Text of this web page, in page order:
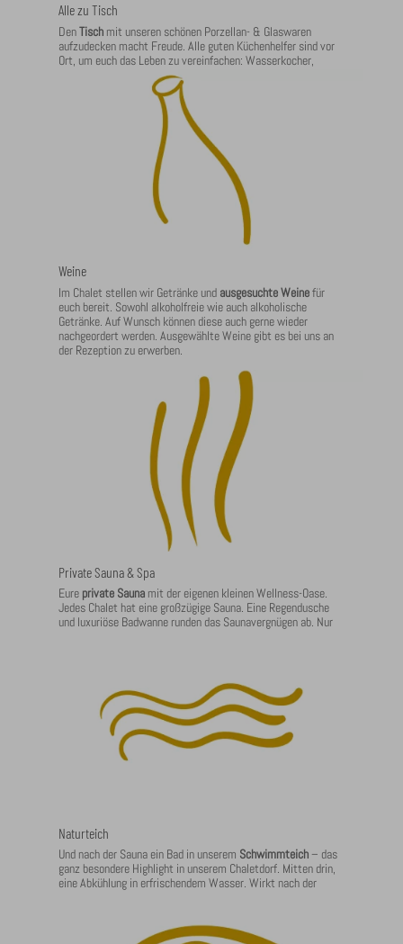
Alle zu Tisch
DenTischmit unseren schönen Porzellan- & Glaswaren
aufzudecken macht Freude. Alle guten Küchenhelfer sind vor
Ort, um euch das Leben zu vereinfachen: Wasserkocher,
Toaster, Besteck, Geschirrtücher – inklusive Eiswürfel direkt
aus dem Gefrierfach.
Weine
Im Chalet stellen wir Getränke und ausgesuchte Weinefür
euch bereit. Sowohl alkoholfreie wie auch alkoholische
Getränke. Auf Wunsch können diese auch gerne wieder
nachgeordert werden. Ausgewählte Weine gibt es bei uns an
der Rezeption zu erwerben.
Private Sauna & Spa
Eure private Saunamit der eigenen kleinen Wellness-Oase.
Jedes Chalet hat eine großzügige Sauna. Eine Regendusche
und luxuriöse Badwanne runden das Saunavergnügen ab. Nur
Naturteich
Und nach der Sauna ein Bad in unserem Schwimmteich– das
ganz besondere Highlight in unserem Chaletdorf. Mitten drin,
eine Abkühlung in erfrischendem Wasser. Wirkt nach der